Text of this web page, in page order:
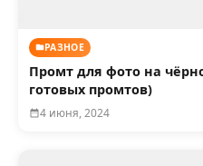
РАЗНОЕ
Промт для фото на
готовых промтов)
4 июня, 2024